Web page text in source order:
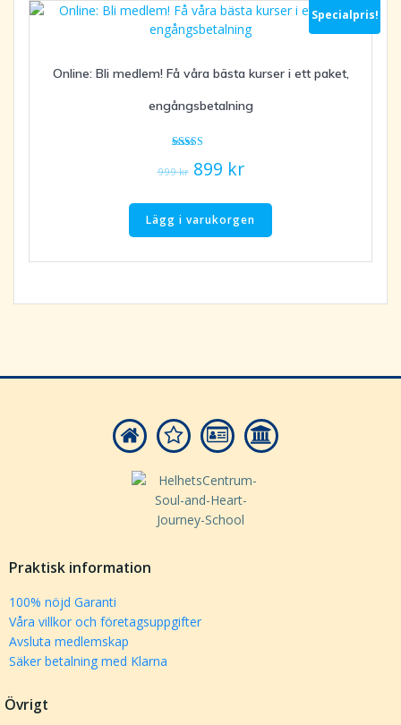
Specialpris!
Online: Bli medlem! Få våra bästa kurser i ett paket,
engångsbetalning
5.00
av 5
999kr Det
priset
var:
999 kr.
899 krDet
priset
är:
899 kr.
Lägg i varukorgen
Praktisk information
100% nöjd Garanti
Våra villkor och företagsuppgifter
Avsluta medlemskap
Säker betalning med Klarna
Övrigt